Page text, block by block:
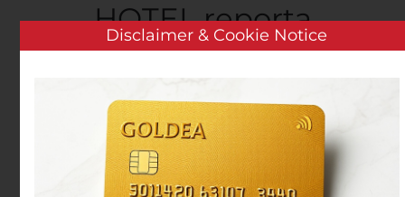
HOTEL reporta
incremento de 7% en
Ingresos Totales en el
3T19
Customer Service on October 24, 2019
inPublic Companies
Disclaimer & Cookie Notice